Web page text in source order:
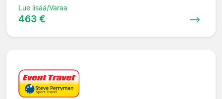
Lue lisää/Varaa
463 €